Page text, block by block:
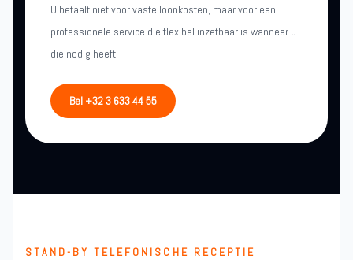
U betaalt niet voor vaste loonkosten, maar voor een
professionele service die flexibel inzetbaar is wanneer u
die nodig heeft.
Bel +32 3 633 44 55
STAND-BY TELEFONISCHE RECEPTIE